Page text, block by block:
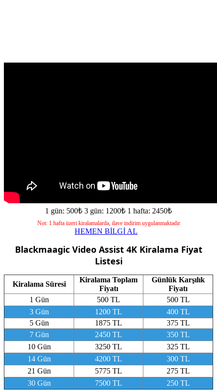
1 gün: 500₺ 3 gün: 1200₺ 1 hafta: 2450₺
Not: 1 hafta üzeri kiralamalarda, ilave indirim uygulanmaktadır
HEMEN BİLGİ AL
Blackmaagic Video Assist 4K Kiralama Fiyat
Listesi
Kiralama Süresi
Kiralama Toplam
Fiyatı
Günlük Karşılık
Fiyatı
1 Gün
500 TL
500 TL
3 Gün
1200 TL
400 TL
5 Gün
1875 TL
375 TL
7 Gün
2450 TL
350 TL
10 Gün
3250 TL
325 TL
14 Gün
4200 TL
300 TL
21 Gün
5775 TL
275 TL
30 Gün
7500 TL 250 TL